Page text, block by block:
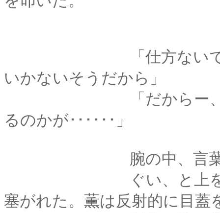
「仕方ないでござる
いかないそうだから」
「だからー、どうし
るのかが･･････」
腕の中、言葉が
ぐい、と上を向かさ
塞がれた。薫は反射的に目蓋